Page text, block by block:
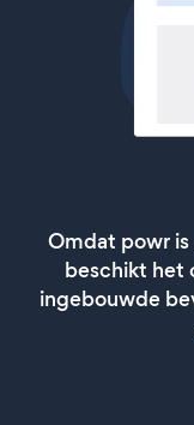
Omdat powr
beschikt het
ingebouwde